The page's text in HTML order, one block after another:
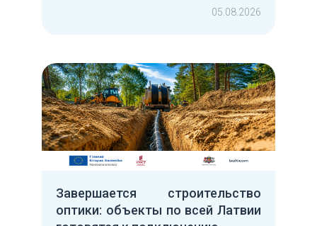
05.08.2026
Завершается строительство
оптики: объекты по всей Латвии